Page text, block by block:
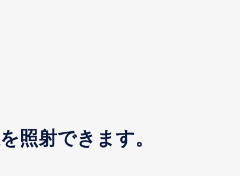
照射できます。